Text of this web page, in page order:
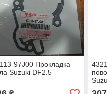
97J00 Прокладка
Suzuki DF2.5